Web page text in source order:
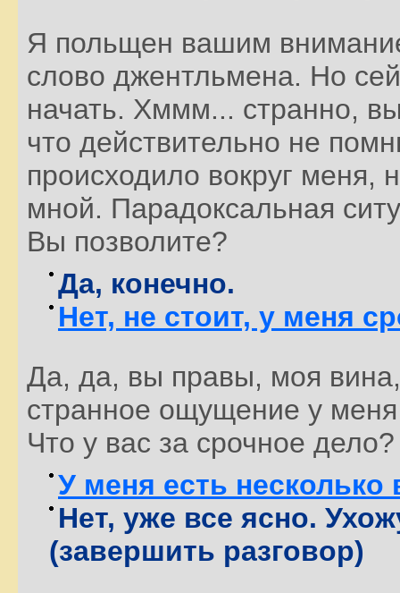
Я польщен вашим
слово джентльмена. Но
начать. Хммм... странно,
что действительно не
происходило вокруг
мной. Парадоксальная
Вы позволите?
Да, конечно.
Нет, не стоит, у меня
Да, да, вы правы, моя
странное ощущение у
Что у вас за срочное дело?
У меня есть несколько
Нет, уже все ясно.
(завершить разговор)